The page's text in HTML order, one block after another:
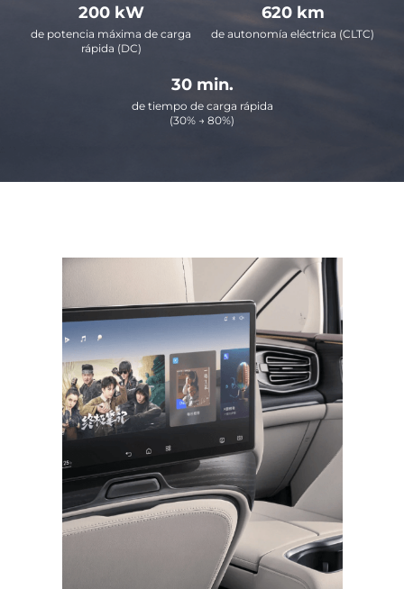
200kW
de potencia máxima de carga
rápida (DC)
620km
de autonomía eléctrica (CLTC)
30min.
de tiempo de carga rápida
(30% → 80%)